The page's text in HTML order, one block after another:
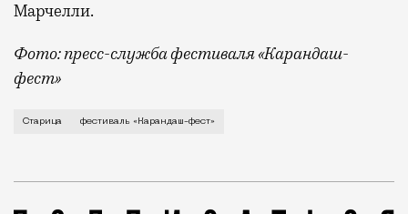
Марчелли.
Фото: пресс-служба фестиваля «Карандаш-
фест»
В минувший уикенд маленькая Старица в
Старица фестиваль «Карандаш-фест»